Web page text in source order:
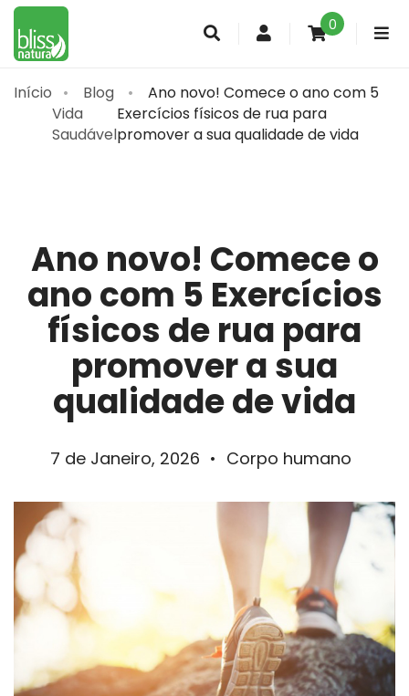
Conta 0
Início
Blog
Vida
Saudável
Ano novo! Comece o ano com 5
Exercícios físicos de rua para
promover a sua qualidade de vida
Ano novo! Comece o
ano com 5 Exercícios
físicos de rua para
promover a sua
qualidade de vida
7 de Janeiro, 2026 • Corpo humano